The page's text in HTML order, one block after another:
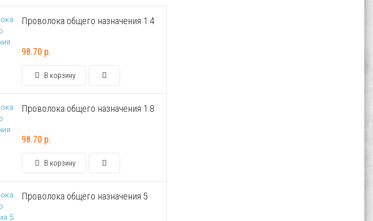
Проволока общего назначения 1.4
98.70 р.
В корзину
Проволока общего назначения 1.8
98.70 р.
В корзину
Проволока общего назначения 5